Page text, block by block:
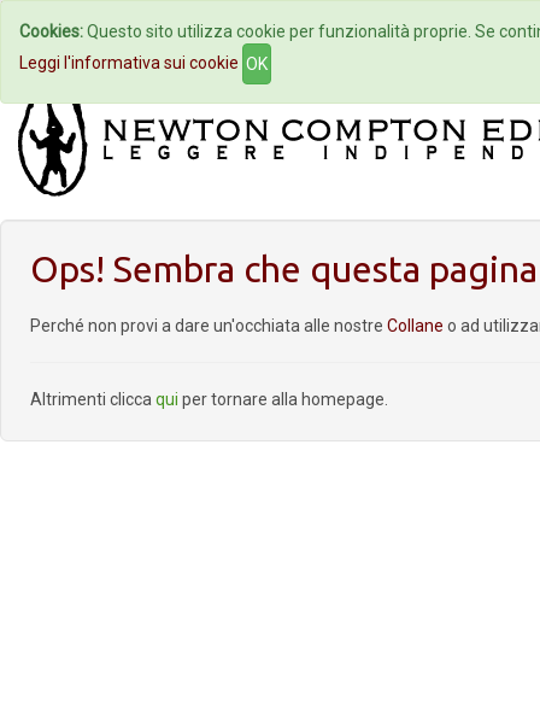
Home Autori Eventi
Ops! Sembra che questa
Perché non provi a dare un'occhiata alle nostre Collane o ad
Altrimenti clicca qui per tornare alla homepage.
Cookies:Questo sito utilizza cookie per funzionalità proprie. Se
Leggi l'informativa sui cookie OK